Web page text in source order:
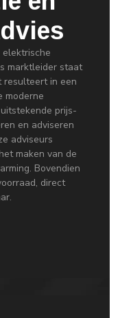
marktleider staat
resulteert in een
moderne
prijs-
en adviseren
adviseurs
maken van de
Bovendien
direct